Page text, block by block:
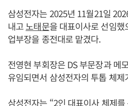
삼성전자는 2025년 11월21일
내고노태문을 대표이사로 선임했
업부장을 종전대로 맡겼다.
전영현 부회장은 DS 부문장과 메
유임되면서 삼성전자의 투톱 체제
삼성전자는 “2인 대표이사 체제